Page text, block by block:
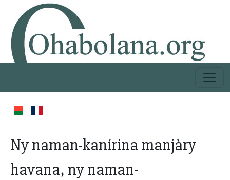
Ny naman-kanírina manjàry
havana, ny naman-